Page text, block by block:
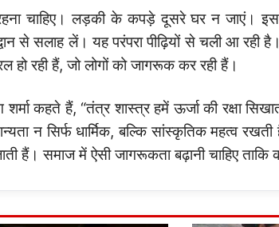
रहना चाहिए। लड़की के कपड़े दूसरे घर न जाएं।
से सलाह लें। यह परंपरा पीढ़ियों से चली आ
हो रही हैं, जो लोगों को जागरूक कर रही हैं।
शर्मा कहते हैं, “तंत्र शास्त्र हमें ऊर्जा की रक्षा
न सिर्फ धार्मिक, बल्कि सांस्कृतिक महत्व
हैं। समाज में ऐसी जागरूकता बढ़ानी चाहिए